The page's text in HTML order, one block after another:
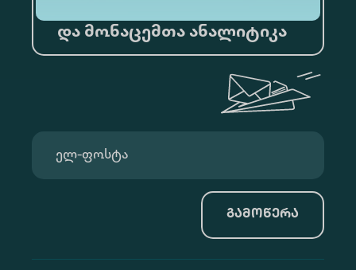
და მონაცემთა ანალიტიკა
გამოწერა